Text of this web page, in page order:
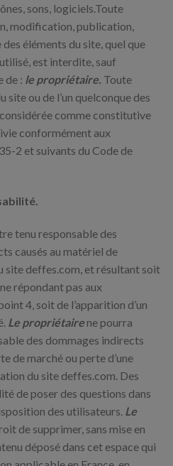
sons, logiciels.Toute
modification, publication,
éléments du site, quel que
est interdite, sauf
de : le propriétaire. Toute
ou de l’un quelconque des
comme constitutive
conformément aux
2 et suivants du Code de
tenu responsable des
causés au matériel de
site deffes.com, et résultant soit
répondant pas aux
4, soit de l’apparition d’un
Le propriétaire ne pourra
des dommages indirects
de marché ou perte d’une
du site deffes.com. Des
de poser des questions dans
des utilisateurs. Le
de supprimer, sans mise en
déposé dans cet espace qui